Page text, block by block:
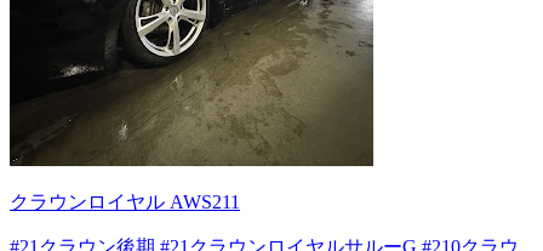
クラウンロイヤル AWS211
#21クラウン後期 #21クラウンロイヤルサルーG #210クラウ